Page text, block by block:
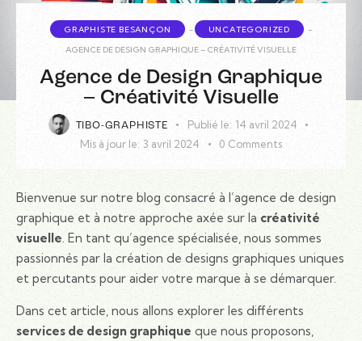
GRAPHISTE BESANÇON - UNCATEGORIZED
-
AGENCE DE DESIGN GRAPHIQUE – CRÉATIVITÉ VISUELLE
Agence de Design Graphique
– Créativité Visuelle
TIBO-GRAPHISTE Publié le: 14 avril 2024
Mis à jour le: 3 avril 2024 0 Comments
Bienvenue sur notre blog consacré à l’agence de design
graphique et à notre approche axée sur la créativité
visuelle . En tant qu’agence spécialisée, nous sommes
passionnés par la création de designs graphiques uniques
et percutants pour aider votre marque à se démarquer.
Dans cet article, nous allons explorer les différents
services de design graphique que nous proposons,